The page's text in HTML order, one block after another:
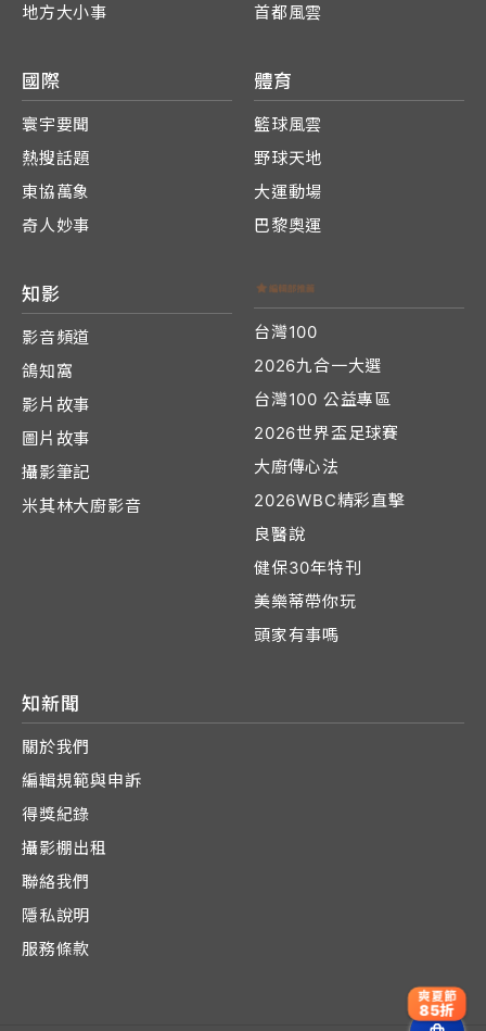
地方大小事
首都風雲
國際
寰宇要聞
熱搜話題
東協萬象
奇人妙事
體育
籃球風雲
野球天地
大運動場
巴黎奧運
知影
影音頻道
鴿知窩
影片故事
圖片故事
攝影筆記
米其林大廚影音
台灣100
2026九合一大選
台灣100 公益專區
2026世界盃足球賽
大廚傳心法
2026WBC精彩直擊
良醫說
健保30年特刊
美樂蒂帶你玩
頭家有事嗎
知新聞
關於我們
編輯規範與申訴
得獎紀錄
攝影棚出租
聯絡我們
隱私說明
服務條款
爽夏節
85折